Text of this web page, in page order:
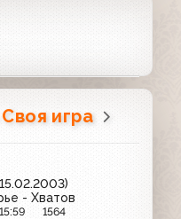
Своя игра
- Хватов
1564